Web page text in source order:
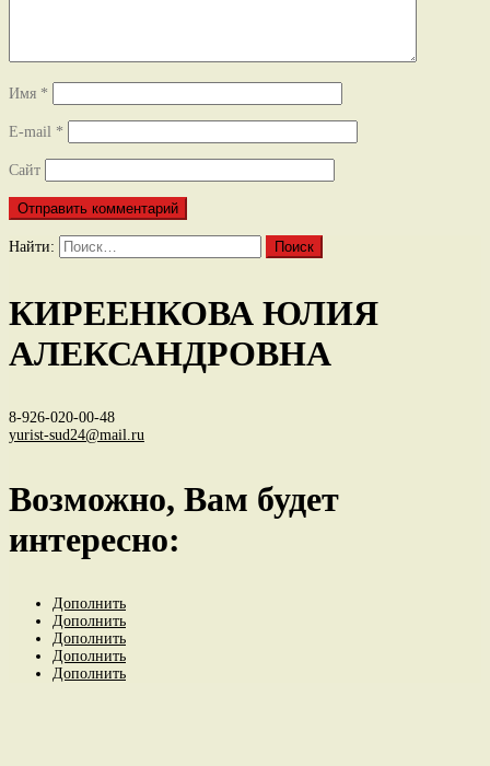
Имя *
E-mail *
Сайт
Найти:
КИРЕЕНКОВА ЮЛИЯ
АЛЕКСАНДРОВНА
8-926-020-00-48
yurist-sud24@mail.ru
Возможно, Вам будет
интересно:
Дополнить
Дополнить
Дополнить
Дополнить
Дополнить